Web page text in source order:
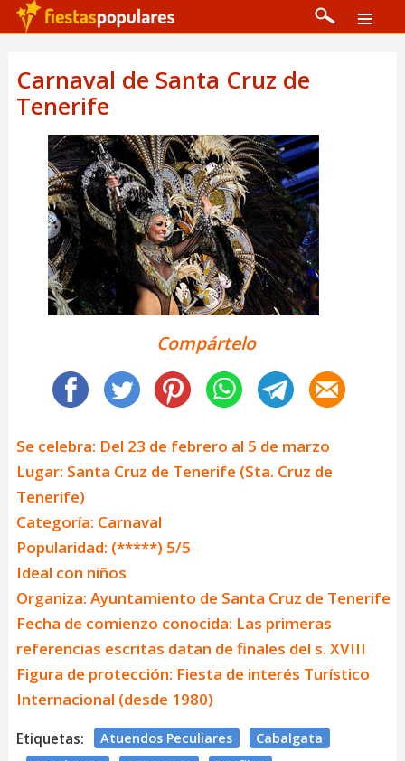
Carnaval de Santa Cruz de
Tenerife
Compártelo
Se celebra: Del 23 de febrero al 5 de marzo
Lugar: Santa Cruz de Tenerife (Sta. Cruz de
Tenerife)
Categoría: Carnaval
Popularidad: (*****) 5/5
Ideal con niños
Organiza: Ayuntamiento de Santa Cruz de Tenerife
Fecha de comienzo conocida: Las primeras
referencias escritas datan de finales del s. XVIII
Figura de protección: Fiesta de interés Turístico
Internacional (desde 1980)
Etiquetas: Atuendos Peculiares
Cabalgata